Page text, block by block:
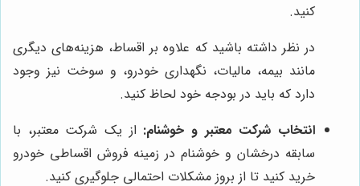
کنید.
در نظر داشته باشید که علاوه بر اقساط، هزینه‌های دیگری
مانند بیمه، مالیات، نگهداری خودرو، و سوخت نیز وجود
دارد که باید در بودجه خود لحاظ کنید.
انتخاب شرکت معتبر و خوشنام: از یک شرکت معتبر، با
سابقه درخشان و خوشنام در زمینه فروش اقساطی خودرو
خرید کنید تا از بروز مشکلات احتمالی جلوگیری کنید.